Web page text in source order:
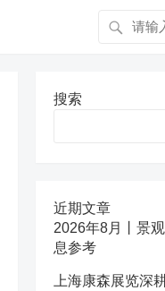
搜索
近期文章
2026年8月丨景
息参考
上海康森展览深